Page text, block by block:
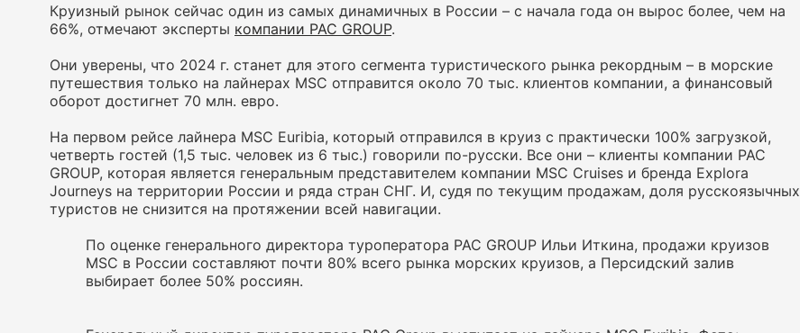
Круизный рынок сейчас один из самых динамичных в России – с начала года он вырос более, чем на
66%, отмечают эксперты компании PAC GROUP.
Они уверены, что 2024 г. станет для этого сегмента туристического рынка рекордным – в морские
путешествия только на лайнерах MSC отправится около 70 тыс. клиентов компании, а финансовый
оборот достигнет 70 млн. евро.
На первом рейсе лайнера MSC Euribia, который отправился в круиз с практически 100% загрузкой,
четверть гостей (1,5 тыс. человек из 6 тыс.) говорили по-русски. Все они – клиенты компании PAC
GROUP, которая является генеральным представителем компании MSC Cruises и бренда Explora
Journeys на территории России и ряда стран СНГ. И, судя по текущим продажам, доля русскоязычных
туристов не снизится на протяжении всей навигации.
По оценке генерального директора туроператора PAC GROUP Ильи Иткина, продажи круизов
MSC в России составляют почти 80% всего рынка морских круизов, а Персидский залив
выбирает более 50% россиян.